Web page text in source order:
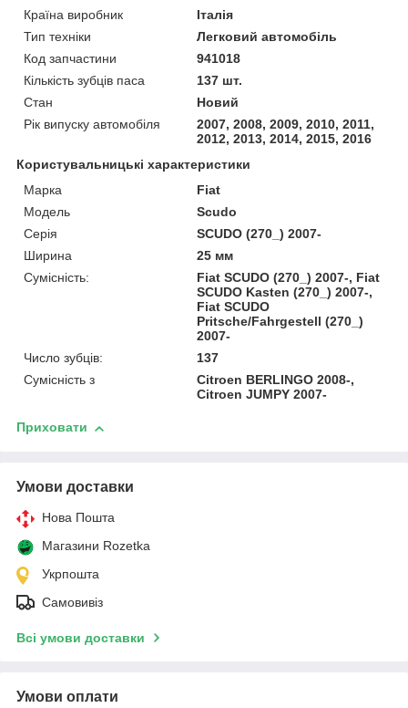
Країна виробник
Італія
Тип техніки
Легковий автомобіль
Код запчастини
941018
Кількість зубців паса
137 шт.
Стан
Новий
Рік випуску автомобіля
2007, 2008, 2009, 2010, 2011,
2012, 2013, 2014, 2015, 2016
Користувальницькі характеристики
Марка
Fiat
Модель
Scudo
Серія
SCUDO (270_) 2007-
Ширина
25 мм
Сумісність:
Fiat SCUDO (270_) 2007-, Fiat
SCUDO Kasten (270_) 2007-,
Fiat SCUDO
Pritsche/Fahrgestell (270_)
2007-
Число зубців:
137
Сумісність з
Citroen BERLINGO 2008-,
Citroen JUMPY 2007-
Приховати
Умови доставки
Нова Пошта
Магазини Rozetka
Укрпошта
Самовивіз
Всі умови доставки
Умови оплати